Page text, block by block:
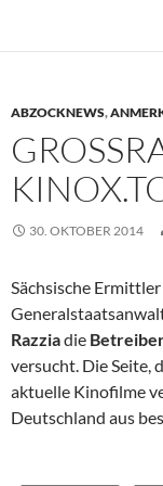
ABZOCKNEWS,
30. OKTOBER 2014
Sächsische
Razziadie
versucht. Die Seite,
aktuelle Kinofilme
Deutschland aus